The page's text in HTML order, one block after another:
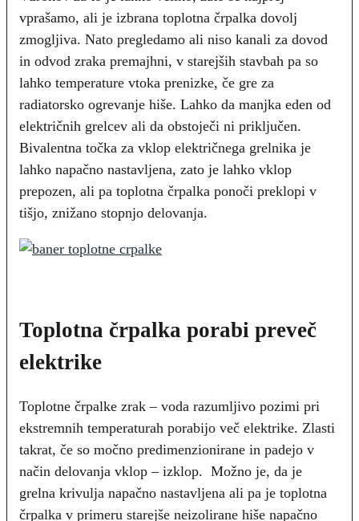
vprašamo, ali je izbrana toplotna črpalka dovolj
zmogljiva. Nato pregledamo ali niso kanali za dovod
in odvod zraka premajhni, v starejših stavbah pa so
lahko temperature vtoka prenizke, če gre za
radiatorsko ogrevanje hiše. Lahko da manjka eden od
električnih grelcev ali da obstoječi ni priključen.
Bivalentna točka za vklop električnega grelnika je
lahko napačno nastavljena, zato je lahko vklop
prepozen, ali pa toplotna črpalka ponoči preklopi v
tišjo, znižano stopnjo delovanja.
Toplotna črpalka porabi preveč
elektrike
Toplotne črpalke zrak – voda razumljivo pozimi pri
ekstremnih temperaturah porabijo več elektrike. Zlasti
takrat, če so močno predimenzionirane in padejo v
način delovanja vklop – izklop. Možno je, da je
grelna krivulja napačno nastavljena ali pa je toplotna
črpalka v primeru starejše neizolirane hiše napačno